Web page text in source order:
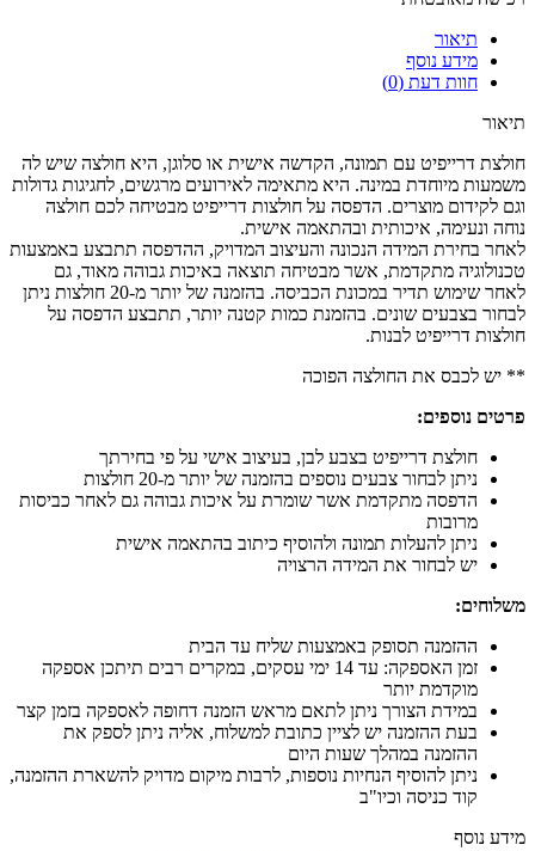
תיאור
מידע נוסף
חוות דעת (0)
תיאור
חולצת דרייפיט עם תמונה, הקדשה אישית או סלוגן, היא חולצה שיש לה
משמעות מיוחדת במינה. היא מתאימה לאירועים מרגשים, לחגיגות גדולות
וגם לקידום מוצרים. הדפסה על חולצות דרייפיט מבטיחה לכם חולצה
נוחה ונעימה, איכותית ובהתאמה אישית.
לאחר בחירת המידה הנכונה והעיצוב המדויק, ההדפסה תתבצע באמצעות
טכנולוגיה מתקדמת, אשר מבטיחה תוצאה באיכות גבוהה מאוד, גם
לאחר שימוש תדיר במכונת הכביסה. בהזמנה של יותר מ-20 חולצות ניתן
לבחור בצבעים שונים. בהזמנת כמות קטנה יותר, תתבצע הדפסה על
חולצות דרייפיט לבנות.
** יש לכבס את החולצה הפוכה
פרטים נוספים:
חולצת דרייפיט בצבע לבן, בעיצוב אישי על פי בחירתך
ניתן לבחור צבעים נוספים בהזמנה של יותר מ-20 חולצות
הדפסה מתקדמת אשר שומרת על איכות גבוהה גם לאחר כביסות
מרובות
ניתן להעלות תמונה ולהוסיף כיתוב בהתאמה אישית
יש לבחור את המידה הרצויה
משלוחים:
ההזמנה תסופק באמצעות שליח עד הבית
זמן האספקה: עד 14 ימי עסקים, במקרים רבים תיתכן אספקה
מוקדמת יותר
במידת הצורך ניתן לתאם מראש הזמנה דחופה לאספקה בזמן קצר
בעת ההזמנה יש לציין כתובת למשלוח, אליה ניתן לספק את
ההזמנה במהלך שעות היום
ניתן להוסיף הנחיות נוספות, לרבות מיקום מדויק להשארת ההזמנה,
קוד כניסה וכיו"ב
מידע נוסף